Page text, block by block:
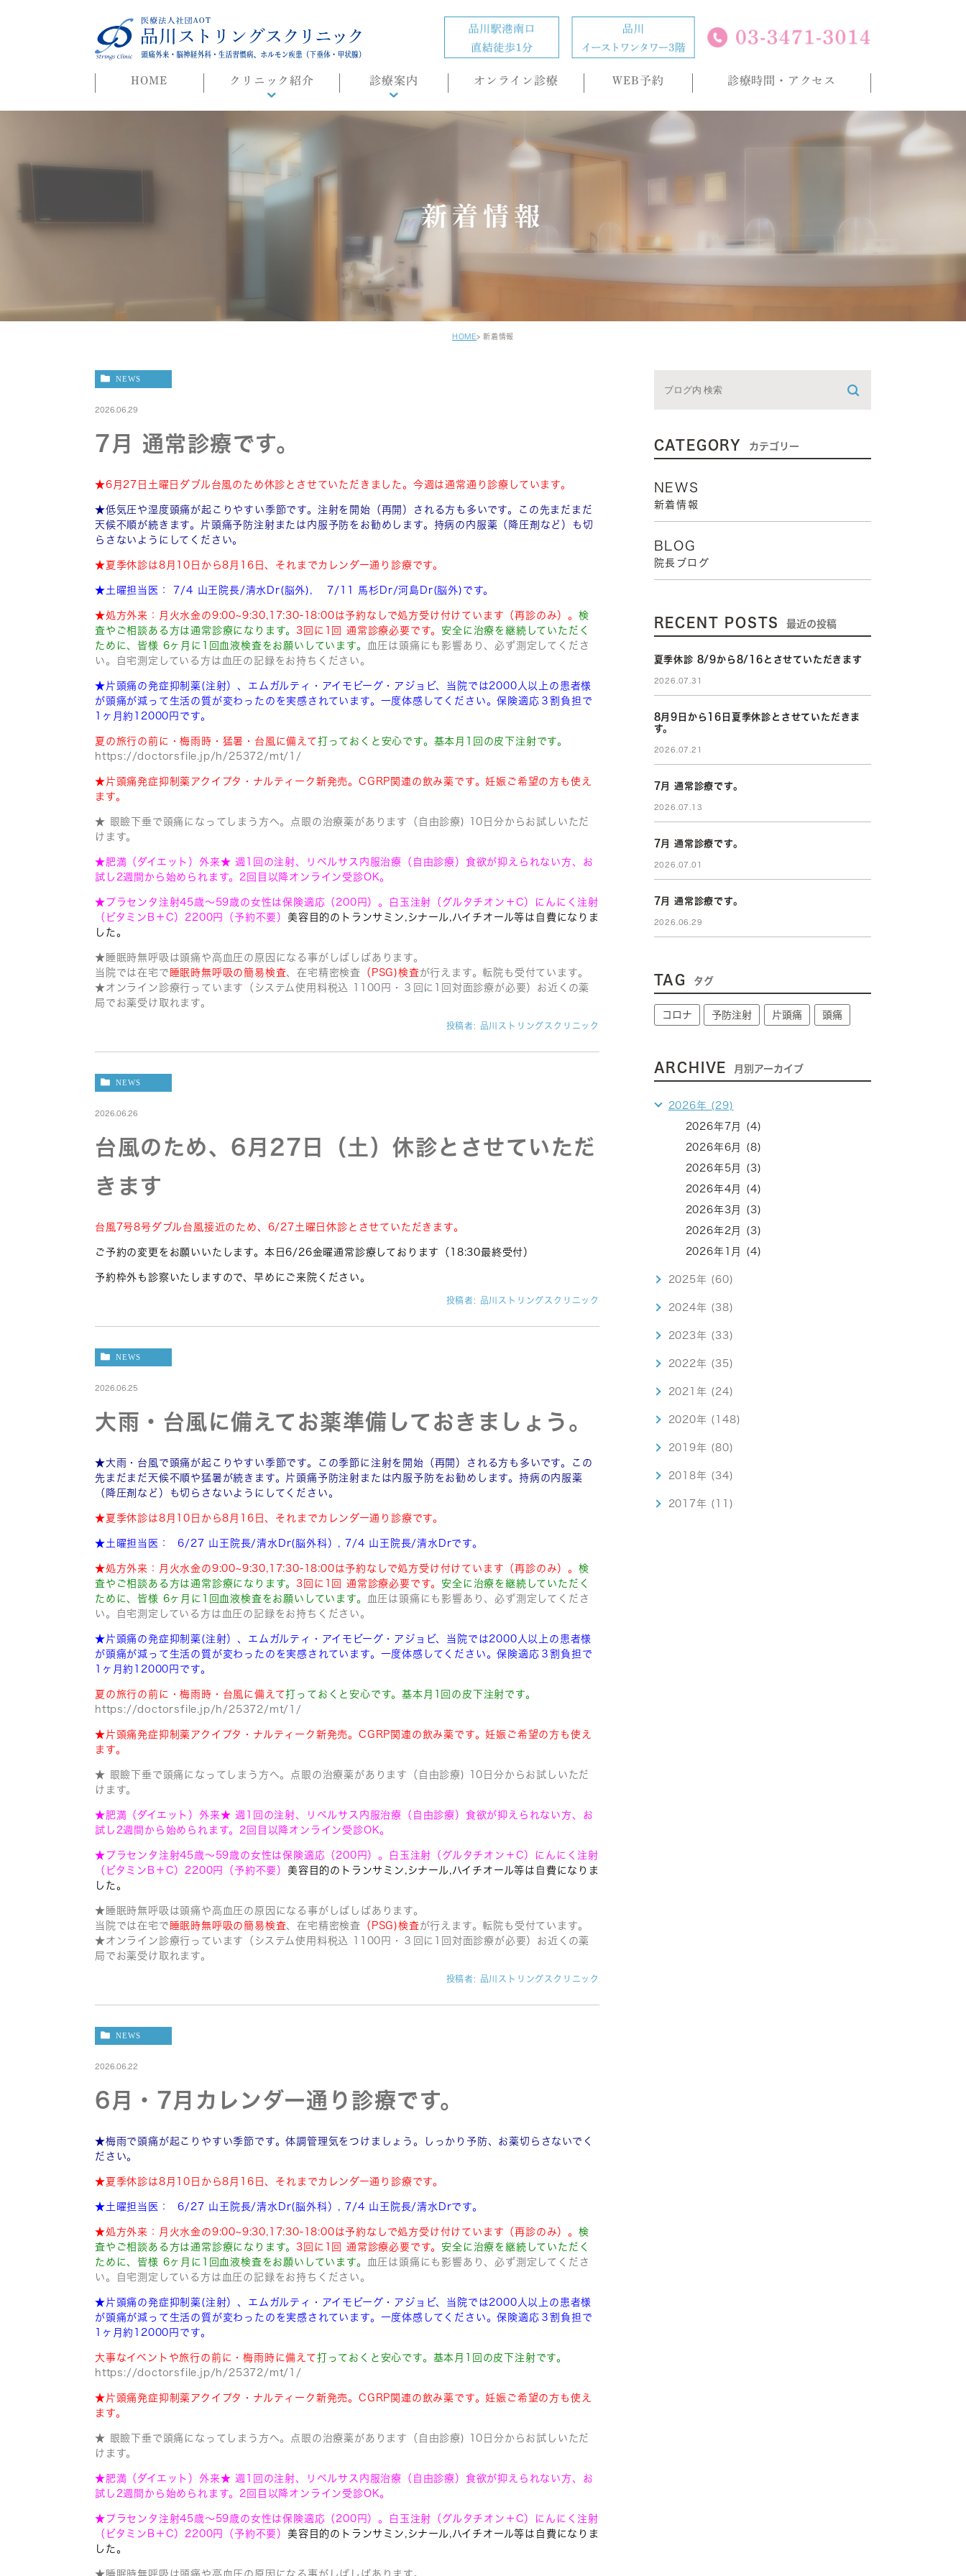
HOME クリニック紹介
院長ごあいさつ
迷惑行為に対する当院の
診療案内
診療概要
肥満症(ダイエット)外来
内科・生活習慣病
睡眠時無呼吸症候群
（SAS）/CPAP治療
もの忘れ(認知症)外来
オンライン診療 WEB予約 診療時間・アクセス
新着情報
HOME 新着情報
NEWS
2026.06.29
7月 通常診療です。
★6月27日土曜日ダブル台風のため休診とさせていただきました。今週は通常通り診療しています。
★低気圧や湿度頭痛が起こりやすい季節です。注射を開始（再開）される方も多いです。この先まだまだ
天候不順が続きます。片頭痛予防注射または内服予防をお勧めします。持病の内服薬（降圧剤など）も切
らさないようにしてください。
★夏季休診は8月10日から8月16日、それまでカレンダー通り診療です。
★土曜担当医： 7/4 山王院長/清水Dr(脳外), 7/11 馬杉Dr/河島Dr(脳外)です。
★処方外来：月火水金の9:00~9:30,17:30-18:00は予約なしで処方受け付けています（再診のみ）。 検
査やご相談ある方は通常診療になります。3回に1回 通常診療必要です。 安全に治療を継続していただく
ために、皆様 6ヶ月に1回血液検査をお願いしています。
血圧は頭痛にも影響あり、必ず測定してくださ
い。自宅測定している方は血圧の記録をお持ちください。
★片頭痛の発症抑制薬(注射）、エムガルティ・アイモビーグ・アジョビ、 当院では2000人以上の患者様
が頭痛が減って生活の質が変わったのを実感されています。 一度体感してください。保険適応３割負担で
1ヶ月約12000円です。
夏の旅行の前に・梅雨時・猛暑・台風に備えて打っておくと安心です。基本月1回の皮下注射です。
https://doctorsfile.jp/h/25372/mt/1/
★片頭痛発症抑制薬アクイプタ・ナルティーク新発売。CGRP関連の飲み薬です。妊娠ご希望の方も使え
ます。
★ 眼瞼下垂で頭痛になってしまう方へ。点眼の治療薬があります（自由診療) 10日分からお試しいただ
けます。
★肥満（ダイエット）外来★ 週1回の注射、リベルサス内服治療（自由診療）食欲が抑えられない方、お
試し2週間から始められます。2回目以降オンライン受診OK。
★プラセンタ注射45歳〜59歳の女性は保険適応（200円）。
白玉注射（グルタチオン＋C）にんにく注射
（ビタミンB＋C）2200円
（予約不要） 美容目的のトランサミン,シナール,ハイチオール等は自費になりま
した。
★睡眠時無呼吸は頭痛や高血圧の原因になる事がしばしばあります。
当院では在宅で 睡眠時無呼吸の簡易検査、在宅精密検査 （PSG)検査が行えます。転院も受付ています。
★オンライン診療行っています（システム使用料税込 1100円・３回に1回対面診療が必要）お近くの薬
局でお薬受け取れます。
投稿者: 品川ストリングスクリニック
NEWS
2026.06.26
台風のため、6月27日（土）休診とさせていただ
きます
台風7号8号ダブル台風接近のため、6/27土曜日休診とさせていただきます。
ご予約の変更をお願いいたします。本日6/26金曜通常診療しております（18:30最終受付）
予約枠外も診察いたしますので、早めにご来院ください。
投稿者: 品川ストリングスクリニック
NEWS
2026.06.25
大雨・台風に備えてお薬準備しておきましょう。
★大雨・台風で頭痛が起こりやすい季節です。この季節に注射を開始（再開）される方も多いです。この
先まだまだ天候不順や猛暑が続きます。片頭痛予防注射または内服予防をお勧めします。持病の内服薬
（降圧剤など）も切らさないようにしてください。
★夏季休診は8月10日から8月16日、それまでカレンダー通り診療です。
★土曜担当医： 6/27 山王院長/清水Dr(脳外科）, 7/4 山王院長/清水Drです。
★処方外来：月火水金の9:00~9:30,17:30-18:00は予約なしで処方受け付けています（再診のみ）。 検
査やご相談ある方は通常診療になります。3回に1回 通常診療必要です。 安全に治療を継続していただく
ために、皆様 6ヶ月に1回血液検査をお願いしています。
血圧は頭痛にも影響あり、必ず測定してくださ
い。自宅測定している方は血圧の記録をお持ちください。
★片頭痛の発症抑制薬(注射）、エムガルティ・アイモビーグ・アジョビ、 当院では2000人以上の患者様
が頭痛が減って生活の質が変わったのを実感されています。 一度体感してください。保険適応３割負担で
1ヶ月約12000円です。
夏の旅行の前に・梅雨時・台風に備えて打っておくと安心です。基本月1回の皮下注射です。
https://doctorsfile.jp/h/25372/mt/1/
★片頭痛発症抑制薬アクイプタ・ナルティーク新発売。CGRP関連の飲み薬です。妊娠ご希望の方も使え
ます。
★ 眼瞼下垂で頭痛になってしまう方へ。点眼の治療薬があります（自由診療) 10日分からお試しいただ
けます。
★肥満（ダイエット）外来★ 週1回の注射、リベルサス内服治療（自由診療）食欲が抑えられない方、お
試し2週間から始められます。2回目以降オンライン受診OK。
★プラセンタ注射45歳〜59歳の女性は保険適応（200円）。
白玉注射（グルタチオン＋C）にんにく注射
（ビタミンB＋C）2200円
（予約不要） 美容目的のトランサミン,シナール,ハイチオール等は自費になりま
した。
★睡眠時無呼吸は頭痛や高血圧の原因になる事がしばしばあります。
当院では在宅で 睡眠時無呼吸の簡易検査、在宅精密検査 （PSG)検査が行えます。転院も受付ています。
★オンライン診療行っています（システム使用料税込 1100円・３回に1回対面診療が必要）お近くの薬
局でお薬受け取れます。
投稿者: 品川ストリングスクリニック
NEWS
2026.06.22
6月・7月カレンダー通り診療です。
★梅雨で頭痛が起こりやすい季節です。体調管理気をつけましょう。しっかり予防、お薬切らさないでく
ださい。
★夏季休診は8月10日から8月16日、それまでカレンダー通り診療です。
★土曜担当医： 6/27 山王院長/清水Dr(脳外科）, 7/4 山王院長/清水Drです。
★処方外来：月火水金の9:00~9:30,17:30-18:00は予約なしで処方受け付けています（再診のみ）。 検
査やご相談ある方は通常診療になります。3回に1回 通常診療必要です。 安全に治療を継続していただく
ために、皆様 6ヶ月に1回血液検査をお願いしています。
血圧は頭痛にも影響あり、必ず測定してくださ
い。自宅測定している方は血圧の記録をお持ちください。
★片頭痛の発症抑制薬(注射）、エムガルティ・アイモビーグ・アジョビ、 当院では2000人以上の患者様
が頭痛が減って生活の質が変わったのを実感されています。 一度体感してください。保険適応３割負担で
1ヶ月約12000円です。
大事なイベントや旅行の前に・梅雨時に備えて打っておくと安心です。基本月1回の皮下注射です。
https://doctorsfile.jp/h/25372/mt/1/
★片頭痛発症抑制薬アクイプタ・ナルティーク新発売。CGRP関連の飲み薬です。妊娠ご希望の方も使え
ます。
★ 眼瞼下垂で頭痛になってしまう方へ。点眼の治療薬があります（自由診療) 10日分からお試しいただ
けます。
★肥満（ダイエット）外来★ 週1回の注射、リベルサス内服治療（自由診療）食欲が抑えられない方、お
試し2週間から始められます。2回目以降オンライン受診OK。
★プラセンタ注射45歳〜59歳の女性は保険適応（200円）。
白玉注射（グルタチオン＋C）にんにく注射
（ビタミンB＋C）2200円
（予約不要） 美容目的のトランサミン,シナール,ハイチオール等は自費になりま
した。
CATEGORY カテゴリー
NEWS
新着情報
BLOG
院長ブログ
RECENT POSTS 最近の投稿
夏季休診 8/9から8/16とさせていただきます
2026.07.31
8月9日から16日夏季休診とさせていただきま
す。
2026.07.21
7月 通常診療です。
2026.07.13
7月 通常診療です。
2026.07.01
7月 通常診療です。
2026.06.29
TAG タグ
コロナ 予防注射 片頭痛 頭痛
ARCHIVE 月別アーカイブ
2026年 (29)
2026年7月 (4)
2026年6月 (8)
2026年5月 (3)
2026年4月 (4)
2026年3月 (3)
2026年2月 (3)
2026年1月 (4)
2025年 (60)
2024年 (38)
2023年 (33)
2022年 (35)
2021年 (24)
2020年 (148)
2019年 (80)
2018年 (34)
2017年 (11)